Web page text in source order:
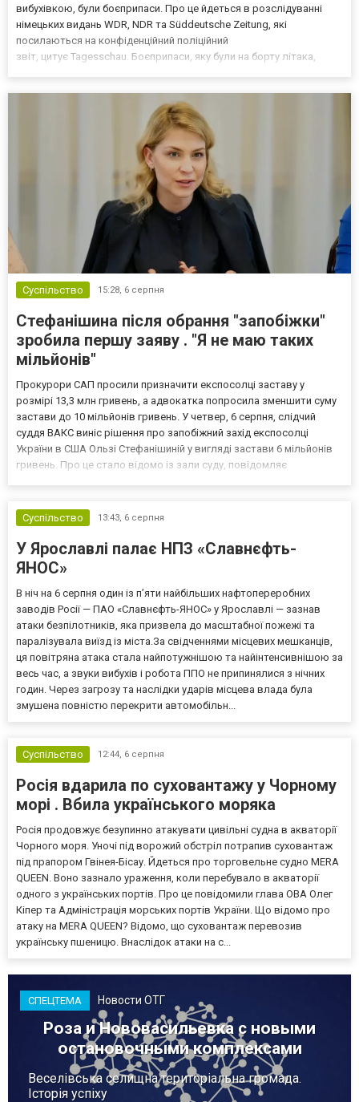
вибухівкою, були боєприпаси. Про це йдеться в розслідуванні
німецьких видань WDR, NDR та Süddeutsche Zeitung, які
посилаються на конфіденційний поліційний
звіт, цитує Tagesschau. Боєприпаси, яку були на борту літака,
Суспільство 15:28, 6 серпня
Стефанішина після обрання "запобіжки"
зробила першу заяву . "Я не маю таких
мільйонів"
Прокурори САП просили призначити експосолці заставу у
розмірі 13,3 млн гривень, а адвокатка попросила зменшити суму
застави до 10 мільйонів гривень. У четвер, 6 серпня, слідчий
суддя ВАКС виніс рішення про запобіжний захід експосолці
України в США Ользі Стефанішиній у вигляді застави 6 мільйонів
гривень. Про це стало відомо із зали суду, повідомляє
Суспільство
13:43, 6 серпня
У Ярославлі палає НПЗ «Славнєфть-
ЯНОС»
В ніч на 6 серпня один із п’яти найбільших нафтопереробних
заводів Росії — ПАО «Славнєфть-ЯНОС» у Ярославлі — зазнав
атаки безпілотників, яка призвела до масштабної пожежі та
паралізувала виїзд із міста.За свідченнями місцевих мешканців,
ця повітряна атака стала найпотужнішою та найінтенсивнішою за
весь час, а звуки вибухів і робота ППО не припинялися з нічних
годин. Через загрозу та наслідки ударів місцева влада була
змушена повністю перекрити автомобільн...
Суспільство 12:44, 6 серпня
Росія вдарила по суховантажу у Чорному
морі . Вбила українського моряка
Росія продовжує безупинно атакувати цивільні судна в акваторії
Чорного моря. Уночі під ворожий обстріл потрапив суховантаж
під прапором Гвінея-Бісау. Йдеться про торговельне судно MERA
QUEEN. Воно зазнало ураження, коли перебувало в акваторії
одного з українських портів. Про це повідомили глава ОВА Олег
Кіпер та Адміністрація морських портів України. Що відомо про
атаку на MERA QUEEN? Відомо, що суховантаж перевозив
українську пшеницю. Внаслідок атаки на с...
СПЕЦТЕМА Новости ОТГ
Роза и Нововасильевка с новыми
остановочными комплексами
Веселівська селищна територіальна громада.
Історія успіху